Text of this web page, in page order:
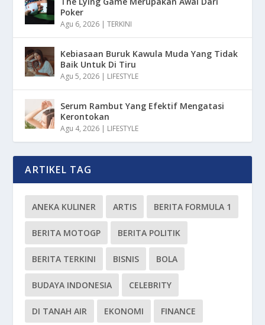
Poker
Agu 6, 2026 |TERKINI
Kebiasaan Buruk Kawula Muda Yang Tidak
Baik Untuk Di Tiru
Agu 5, 2026 | LIFESTYLE
Serum Rambut Yang Efektif Mengatasi
Kerontokan
Agu 4, 2026 | LIFESTYLE
ARTIKEL TAG
ANEKA KULINER ARTIS BERITA FORMULA 1
BERITA MOTOGP BERITA POLITIK
BERITA TERKINI BISNIS BOLA
BUDAYA INDONESIA CELEBRITY
DI TANAH AIR EKONOMI FINANCE